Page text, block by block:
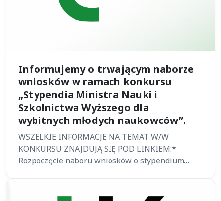
Informujemy o trwającym naborze
wniosków w ramach konkursu
„Stypendia Ministra Nauki i
Szkolnictwa Wyższego dla
wybitnych młodych naukowców”.
WSZELKIE INFORMACJE NA TEMAT W/W
KONKURSU ZNAJDUJĄ SIĘ POD LINKIEM:*
Rozpoczęcie naboru wniosków o stypendium…